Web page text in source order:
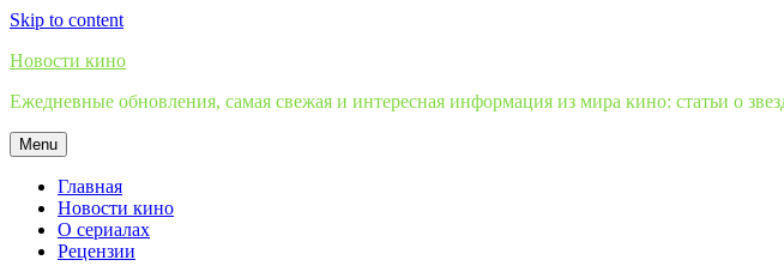
Skip to content
Новости кино
Ежедневные обновления, самая свежая и интересная информация из мира кино: статьи о
Menu
Главная
Новости кино
О сериалах
Рецензии